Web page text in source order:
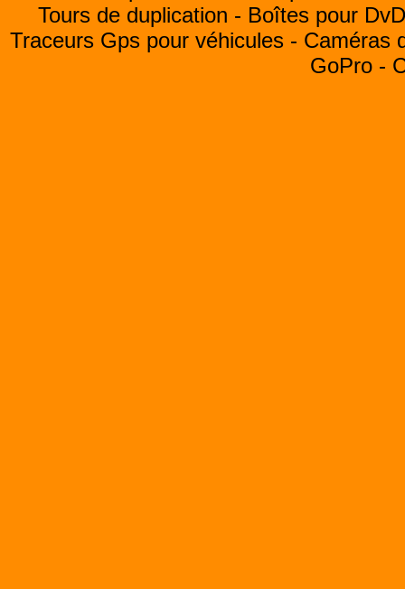
Tours de duplication - Boîtes pour
Traceurs Gps pour véhicules - Caméras
GoPro -